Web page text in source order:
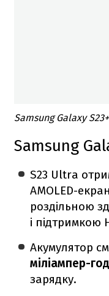
Samsung Galaxy
Samsung
S23 Ultra
AMOLED-
роздільною
і підтримкою
Акумулятор
міліампер-
зарядку.